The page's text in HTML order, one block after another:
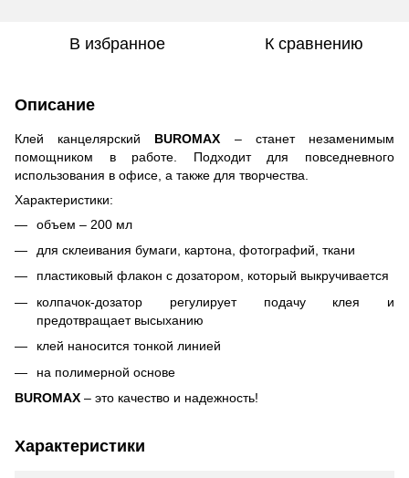
В избранное К сравнению
Описание
Клей канцелярский BUROMAX – станет незаменимым
помощником в работе. Подходит для повседневного
использования в офисе, а также для творчества.
Характеристики:
объем – 200 мл
для склеивания бумаги, картона, фотографий, ткани
пластиковый флакон с дозатором, который выкручивается
колпачок-дозатор регулирует подачу клея и
предотвращает высыханию
клей наносится тонкой линией
на полимерной основе
BUROMAX – это качество и надежность!
Характеристики